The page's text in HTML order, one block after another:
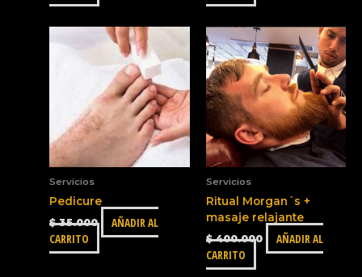
Servicios
Pedicure
$35.000
AÑADIR AL
CARRITO
Servicios
Ritual Morgan´s +
masaje relajante
$400.000
AÑADIR AL
CARRITO